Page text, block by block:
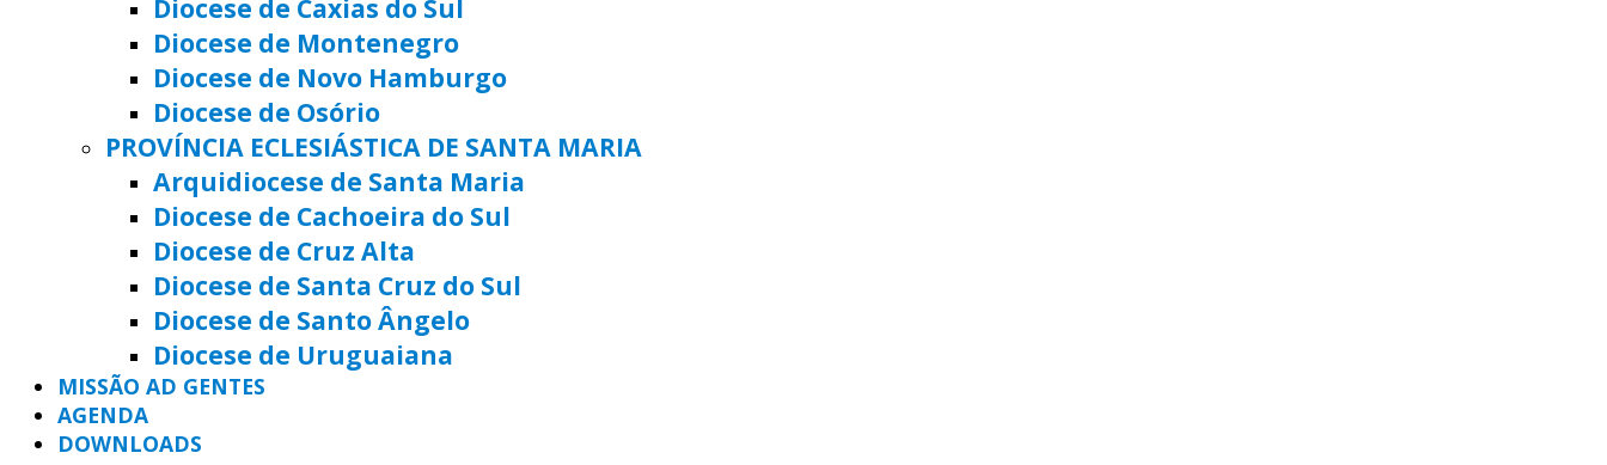
Diocese de Caxias do Sul
Diocese de Montenegro
Diocese de Novo Hamburgo
Diocese de Osório
PROVÍNCIA ECLESIÁSTICA DE SANTA MARIA
Arquidiocese de Santa Maria
Diocese de Cachoeira do Sul
Diocese de Cruz Alta
Diocese de Santa Cruz do Sul
Diocese de Santo Ângelo
Diocese de Uruguaiana
MISSÃO AD GENTES
AGENDA
DOWNLOADS